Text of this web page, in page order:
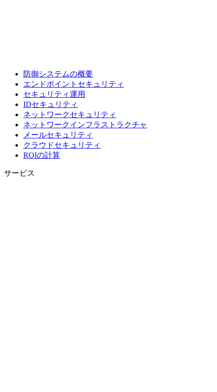
防御システムの概要
エンドポイントセキュリティ
セキュリティ運用
IDセキュリティ
ネットワークセキュリティ
ネットワークインフラストラクチャ
メールセキュリティ
クラウドセキュリティ
ROIの計算
サービス